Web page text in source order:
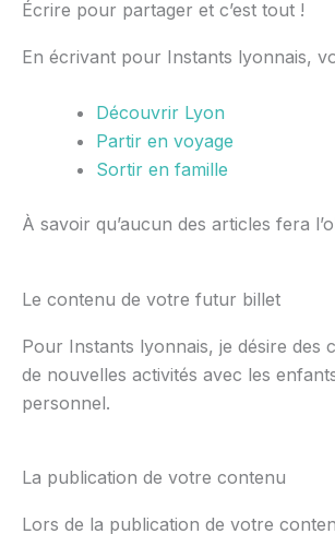
Écrire pour partager et c’est tout !
En écrivant pour Instants lyonnais,
Découvrir Lyon
Partir en voyage
Sortir en famille
À savoir qu’aucun des articles fera
Le contenu de votre futur billet
Pour Instants lyonnais, je désire des
de nouvelles activités avec les
personnel.
La publication de votre contenu
Lors de la publication de votre